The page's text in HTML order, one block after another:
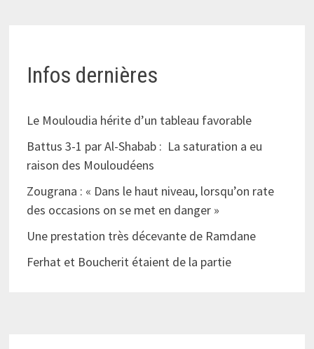
Infos dernières
Le Mouloudia hérite d’un tableau favorable
Battus 3-1 par Al-Shabab : La saturation a eu
raison des Mouloudéens
Zougrana : « Dans le haut niveau, lorsqu’on rate
des occasions on se met en danger »
Une prestation très décevante de Ramdane
Ferhat et Boucherit étaient de la partie